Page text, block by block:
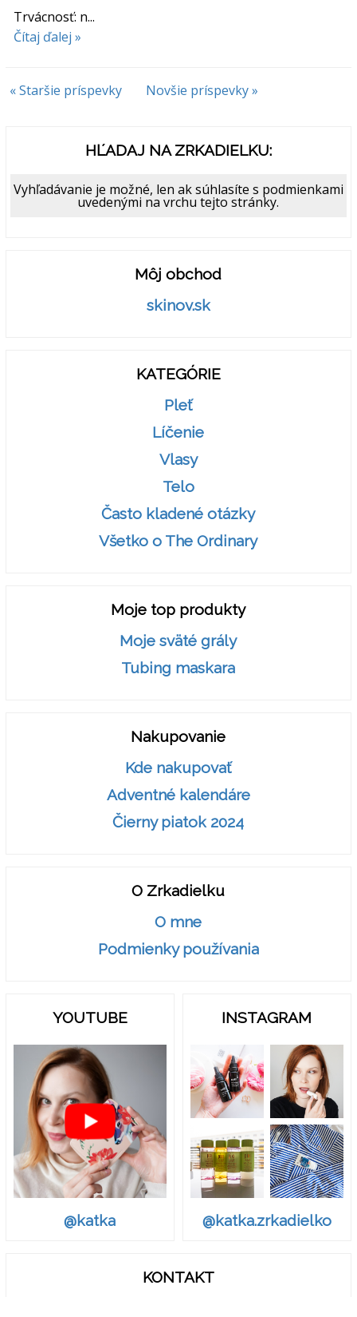
Trvácnosť: n...
Čítaj ďalej »
« Staršie príspevky Novšie príspevky »
HĽADAJ NA ZRKADIELKU:
Vyhľadávanie je možné, len ak súhlasíte s podmienkami
uvedenými na vrchu tejto stránky.
Môj obchod
skinov.sk
KATEGÓRIE
Pleť
Líčenie
Vlasy
Telo
Často kladené otázky
Všetko o The Ordinary
Moje top produkty
Moje sväté grály
Tubing maskara
Nakupovanie
Kde nakupovať
Adventné kalendáre
Čierny piatok 2024
O Zrkadielku
O mne
Podmienky používania
YOUTUBE
@katka
INSTAGRAM
@katka.zrkadielko
KONTAKT